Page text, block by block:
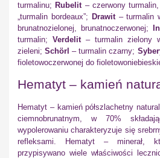
turmalinu; Rubelit– czerwony turmalin,
„turmalin bordeaux”; Drawit– turmalin
brunatnozielonej, brunatnoczerwonej;
turmalin; Verdelit– turmalin zielony
zieleni;Schörl – turmalin czarny;
fioletowoczerwonej do
Hematyt – kamień
Hematyt – kamień półszlachetny
ciemnobrunatnym, w 70%
wypolerowaniu charakteryzuje się
refleksami. Hematyt – minerał,
przypisywano wiele właściwości